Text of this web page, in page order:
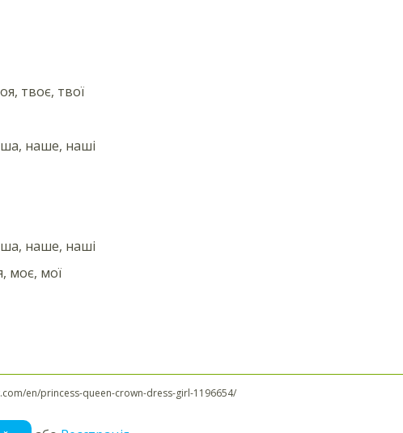
твоє, твої
наше, наші
наше, наші
моє, мої
en/princess-queen-crown-dress-girl-1196654/